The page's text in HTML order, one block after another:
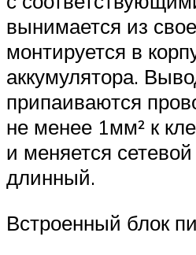
вынимается из
монтируется в
аккумулятора.
припаиваются
не менее 1мм² к
и меняется
длинный.
Встроенный блок